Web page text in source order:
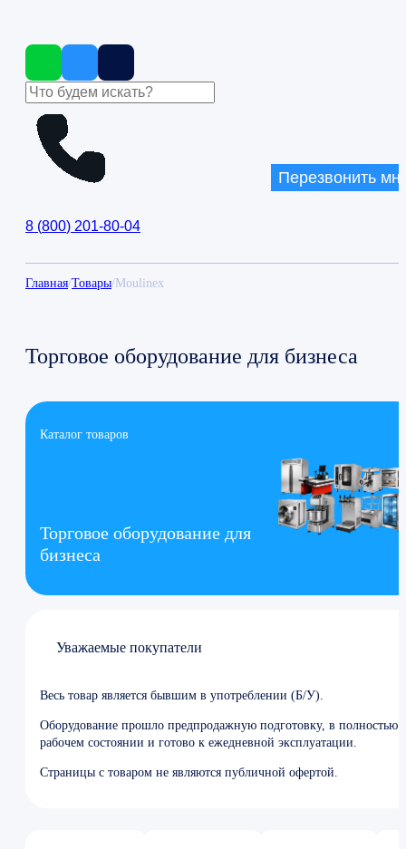
8 (800) 201-80-04
Перезвонить
Главная/Товары/Moulinex
Торговое оборудование для бизнеса
Каталог товаров
Торговое оборудование для
бизнеса
Уважаемые покупатели
Весь товар является бывшим в употреблении (Б/У).
Оборудование прошло предпродажную подготовку, в полностью
рабочем состоянии и готово к ежедневной эксплуатации.
Страницы с товаром не являются публичной офертой.